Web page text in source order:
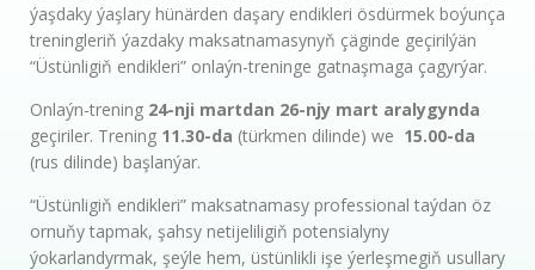
ýaşdaky ýaşlary hünärden daşary endikleri ösdürmek boýunça
treningleriň ýazdaky maksatnamasynyň çäginde geçirilýän
“Üstünligiň endikleri” onlaýn-treninge gatnaşmaga çagyrýar.
Onlaýn-trening 24-nji martdan 26-njy mart aralygynda
geçiriler. Trening 11.30-da (türkmen dilinde) we 15.00-da
(rus dilinde) başlanýar.
“Üstünligiň endikleri” maksatnamasy professional taýdan öz
ornuňy tapmak, şahsy netijeliligiň potensialyny
ýokarlandyrmak, şeýle hem, üstünlikli işe ýerleşmegiň usullary